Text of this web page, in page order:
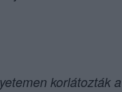
korlátozták